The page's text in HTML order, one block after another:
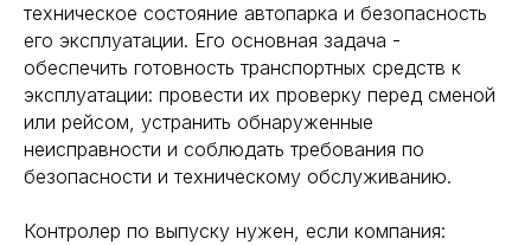
техническое состояние автопарка и безопасность
его эксплуатации. Его основная задача -
обеспечить готовность транспортных средств к
эксплуатации: провести их проверку перед сменой
или рейсом, устранить обнаруженные
неисправности и соблюдать требования по
безопасности и техническому обслуживанию.
Контролер по выпуску нужен, если компания: